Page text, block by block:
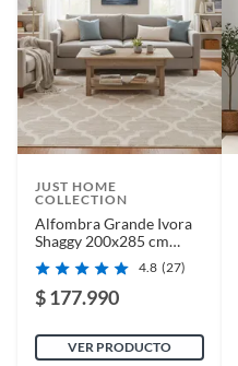
JUST HOME
COLLECTION
Alfombra Grande Ivora
Shaggy 200x285 cm
Beige
4.8 (27)
$ 177.990
VER PRODUCTO